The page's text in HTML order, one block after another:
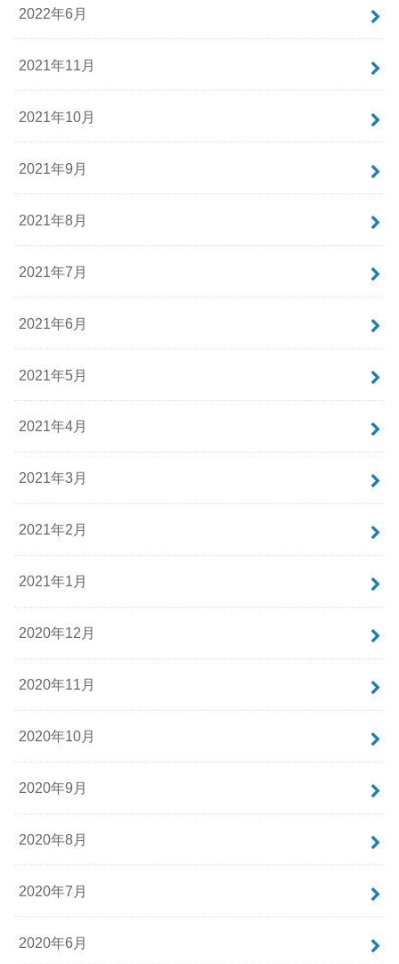
2022年6月
2021年11月
2021年10月
2021年9月
2021年8月
2021年7月
2021年6月
2021年5月
2021年4月
2021年3月
2021年2月
2021年1月
2020年12月
2020年11月
2020年10月
2020年9月
2020年8月
2020年7月
2020年6月